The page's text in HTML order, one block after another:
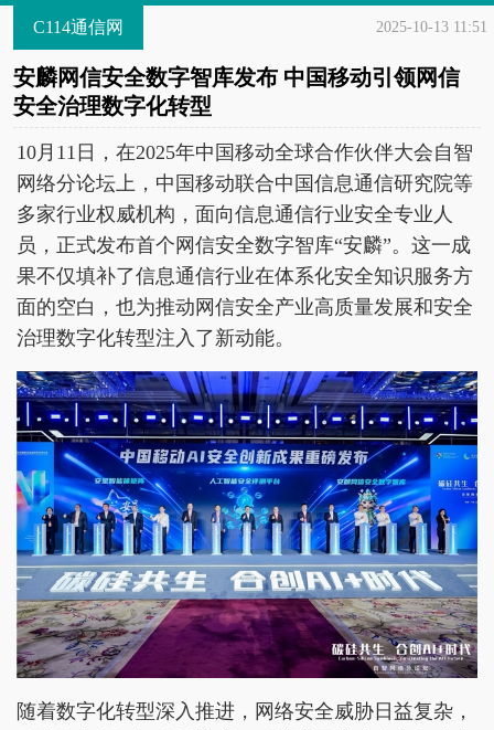
C114通信网 2025-10-13 11:51
安麟网信安全数字智库发布 中国移动引领网信
安全治理数字化转型
10月11日，在2025年中国移动全球合作伙伴大会自智
网络分论坛上，中国移动联合中国信息通信研究院等
多家行业权威机构，面向信息通信行业安全专业人
员，正式发布首个网信安全数字智库“安麟”。这一成
果不仅填补了信息通信行业在体系化安全知识服务方
面的空白，也为推动网信安全产业高质量发展和安全
治理数字化转型注入了新动能。
随着数字化转型深入推进，网络安全威胁日益复杂，